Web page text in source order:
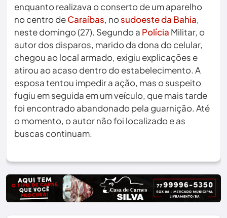
enquanto realizava o conserto de um aparelho
no centro deCaraíbas, nosudoeste da Bahia,
neste domingo (27). Segundo a Polícia Militar, o
autor dos disparos, marido da dona do celular,
chegou ao local armado, exigiu explicações e
atirou ao acaso dentro do estabelecimento. A
esposa tentou impedir a ação, mas o suspeito
fugiu em seguida em um veículo, que mais tarde
foi encontrado abandonado pela guarnição. Até
o momento, o autor não foi localizado e as
buscas continuam.